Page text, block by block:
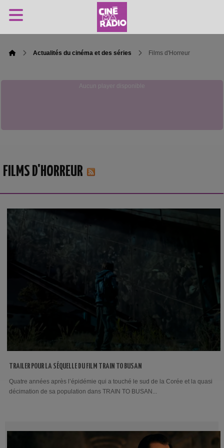
Actualités du cinéma et des séries Films d'Horreur
Aucun player disponible
FILMS D'HORREUR
TRAILER POUR LA SÉQUELLE DU FILM TRAIN TO BUSAN
Quatre années après l’épidémie qui a touché le sud de la Corée et la quasi
décimation de sa population dans TRAIN TO BUSAN...